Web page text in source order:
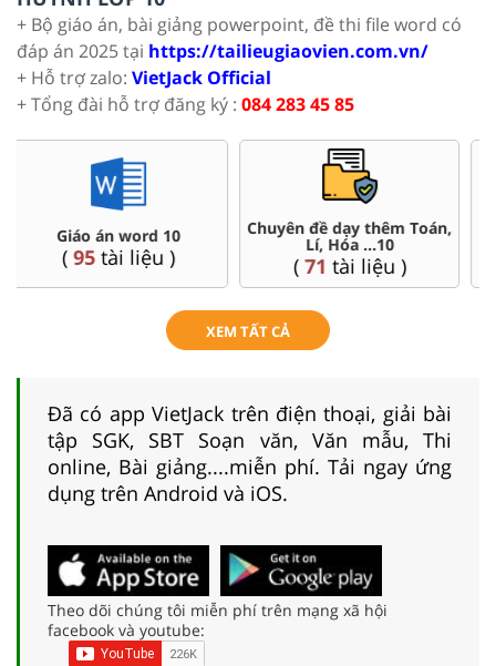
+ Bộ giáo án, bài giảng powerpoint, đề thi file word có
đáp án 2025 tại https://tailieugiaovien.com.vn/
+ Hỗ trợ zalo: VietJack Official
+ Tổng đài hỗ trợ đăng ký : 084 283 45 85
Đề thi HSG 10
(8 tài liệu )
Trắc nghiệm đúng sai 10
(41tài liệu )
XEM TẤT CẢ
Đã có app VietJack trên điện thoại, giải bài
tập SGK, SBT Soạn văn, Văn mẫu, Thi
online, Bài giảng....miễn phí. Tải ngay ứng
dụng trên Android và iOS.
Theo dõi chúng tôi miễn phí trên mạng xã hội
facebook và youtube: